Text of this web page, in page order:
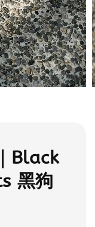
Black
黑狗